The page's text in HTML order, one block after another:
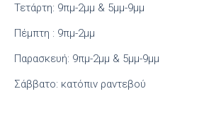
Τετάρτη: 9πμ-2μμ & 5μμ-9μμ
Πέμπτη : 9πμ-2μμ
Παρασκευή: 9πμ-2μμ & 5μμ-9μμ
Σάββατο: κατόπιν ραντεβού